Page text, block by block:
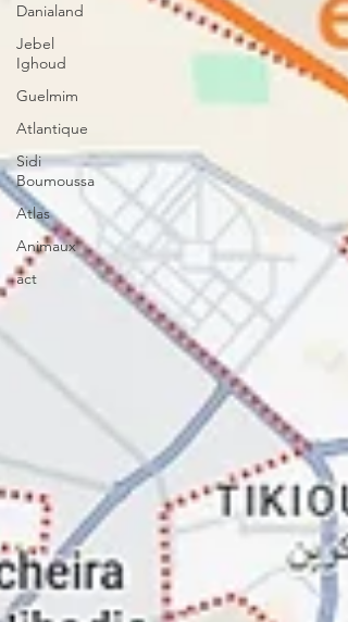
Danialand
Jebel
Ighoud
Guelmim
Atlantique
Sidi
Boumoussa
Atlas
Animaux
act